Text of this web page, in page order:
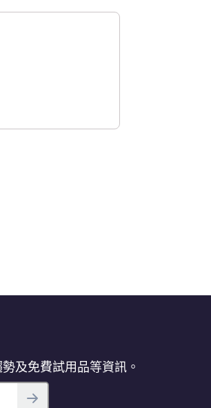
及免費試用品等資訊。